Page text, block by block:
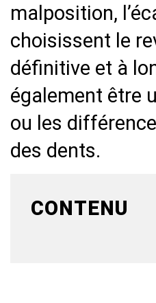
malposition,
choisissent le
définitive et à
également être
ou les
des dents.
CONTENU